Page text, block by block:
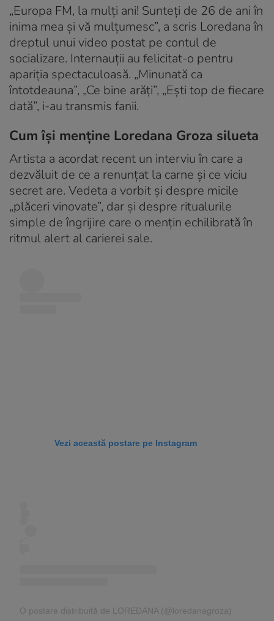
„Europa FM, la mulți ani! Sunteți de 26 de ani în
inima mea și vă mulțumesc”, a scris Loredana în
dreptul unui video postat pe contul de
socializare. Internauții au felicitat-o pentru
apariția spectaculoasă. „Minunată ca
întotdeauna”, „Ce bine arăți”, „Ești top de fiecare
dată”, i-au transmis fanii.
Cum își menține Loredana Groza silueta
Artista a acordat recent un interviu în care a
dezvăluit de ce a renunțat la carne și ce viciu
secret are. Vedeta a vorbit și despre micile
„plăceri vinovate”, dar și despre ritualurile
simple de îngrijire care o mențin echilibrată în
ritmul alert al carierei sale.
Vezi această postare pe Instagram
O postare distribuită de LOREDANA (@loredanagroza)